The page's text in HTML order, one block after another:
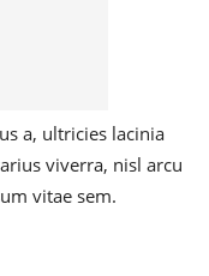
a, ultricies lacinia
viverra, nisl arcu
vitae sem.